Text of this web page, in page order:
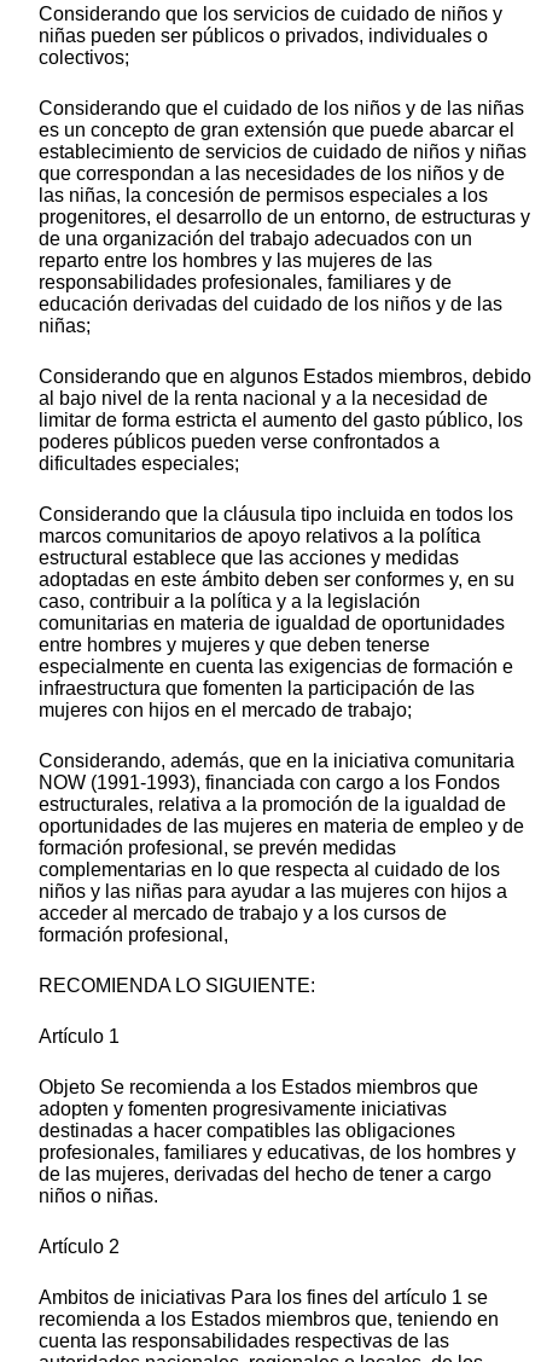
Considerando que los servicios de cuidado de niños y
niñas pueden ser públicos o privados, individuales o
colectivos;
Considerando que el cuidado de los niños y de las niñas
es un concepto de gran extensión que puede abarcar el
establecimiento de servicios de cuidado de niños y niñas
que correspondan a las necesidades de los niños y de
las niñas, la concesión de permisos especiales a los
progenitores, el desarrollo de un entorno, de estructuras y
de una organización del trabajo adecuados con un
reparto entre los hombres y las mujeres de las
responsabilidades profesionales, familiares y de
educación derivadas del cuidado de los niños y de las
niñas;
Considerando que en algunos Estados miembros, debido
al bajo nivel de la renta nacional y a la necesidad de
limitar de forma estricta el aumento del gasto público, los
poderes públicos pueden verse confrontados a
dificultades especiales;
Considerando que la cláusula tipo incluida en todos los
marcos comunitarios de apoyo relativos a la política
estructural establece que las acciones y medidas
adoptadas en este ámbito deben ser conformes y, en su
caso, contribuir a la política y a la legislación
comunitarias en materia de igualdad de oportunidades
entre hombres y mujeres y que deben tenerse
especialmente en cuenta las exigencias de formación e
infraestructura que fomenten la participación de las
mujeres con hijos en el mercado de trabajo;
Considerando, además, que en la iniciativa comunitaria
NOW (1991-1993), financiada con cargo a los Fondos
estructurales, relativa a la promoción de la igualdad de
oportunidades de las mujeres en materia de empleo y de
formación profesional, se prevén medidas
complementarias en lo que respecta al cuidado de los
niños y las niñas para ayudar a las mujeres con hijos a
acceder al mercado de trabajo y a los cursos de
formación profesional,
RECOMIENDA LO SIGUIENTE:
Artículo 1
Objeto Se recomienda a los Estados miembros que
adopten y fomenten progresivamente iniciativas
destinadas a hacer compatibles las obligaciones
profesionales, familiares y educativas, de los hombres y
de las mujeres, derivadas del hecho de tener a cargo
niños o niñas.
Artículo 2
Ambitos de iniciativas Para los fines del artículo 1 se
recomienda a los Estados miembros que, teniendo en
cuenta las responsabilidades respectivas de las